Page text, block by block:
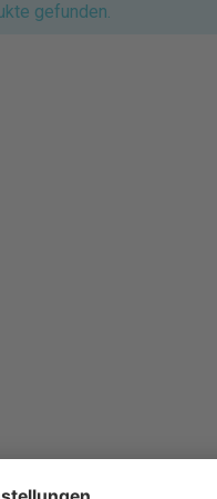
gefunden.